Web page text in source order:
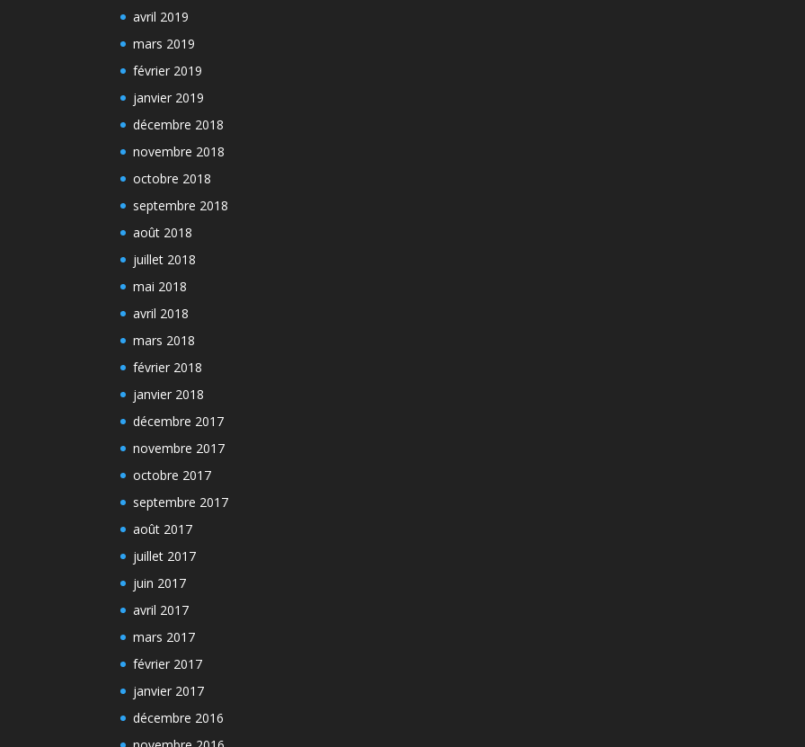
avril 2019
mars 2019
février 2019
janvier 2019
décembre 2018
novembre 2018
octobre 2018
septembre 2018
août 2018
juillet 2018
mai 2018
avril 2018
mars 2018
février 2018
janvier 2018
décembre 2017
novembre 2017
octobre 2017
septembre 2017
août 2017
juillet 2017
juin 2017
avril 2017
mars 2017
février 2017
janvier 2017
décembre 2016